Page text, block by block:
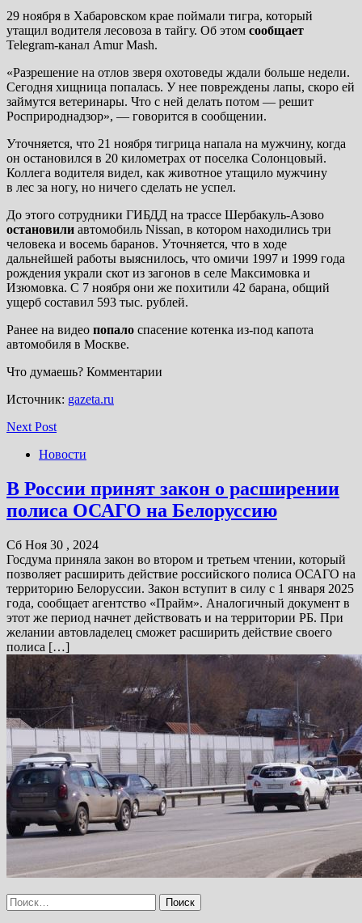
29 ноября в Хабаровском крае поймали тигра, который
утащил водителя лесовоза в тайгу. Об этом сообщает
Telegram-канал Amur Mash.
«Разрешение на отлов зверя охотоведы ждали больше недели.
Сегодня хищница попалась. У нее повреждены лапы, скоро ей
займутся ветеринары. Что с ней делать потом — решит
Росприроднадзор», — говорится в сообщении.
Уточняется, что 21 ноября тигрица напала на мужчину, когда
он остановился в 20 километрах от поселка Солонцовый.
Коллега водителя видел, как животное утащило мужчину
в лес за ногу, но ничего сделать не успел.
До этого сотрудники ГИБДД на трассе Шербакуль-Азово
остановили автомобиль Nissan, в котором находились три
человека и восемь баранов. Уточняется, что в ходе
дальнейшей работы выяснилось, что омичи 1997 и 1999 года
рождения украли скот из загонов в селе Максимовка и
Изюмовка. С 7 ноября они же похитили 42 барана, общий
ущерб составил 593 тыс. рублей.
Ранее на видео попало спасение котенка из-под капота
автомобиля в Москве.
Что думаешь? Комментарии
Источник: gazeta.ru
Next Post
Новости
В России принят закон о расширении
полиса ОСАГО на Белоруссию
Сб Ноя 30 , 2024
Госдума приняла закон во втором и третьем чтении, который
позволяет расширить действие российского полиса ОСАГО на
территорию Белоруссии. Закон вступит в силу с 1 января 2025
года, сообщает агентство «Прайм». Аналогичный документ в
этот же период начнет действовать и на территории РБ. При
желании автовладелец сможет расширить действие своего
полиса […]
Найти: